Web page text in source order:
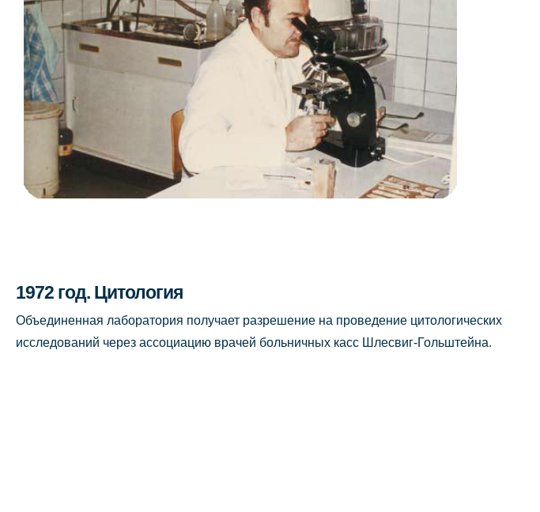
1972 год. Цитология
Объединенная лаборатория получает разрешение на проведение цитологических
исследований через ассоциацию врачей больничных касс Шлесвиг-Гольштейна.